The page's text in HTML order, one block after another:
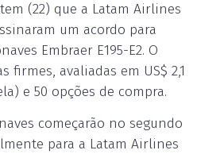
(22) que a Latam Airlines
um acordo para
Embraer E195-E2. O
firmes, avaliadas em US$ 2,1
e 50 opções de compra.
começarão no segundo
para a Latam Airlines